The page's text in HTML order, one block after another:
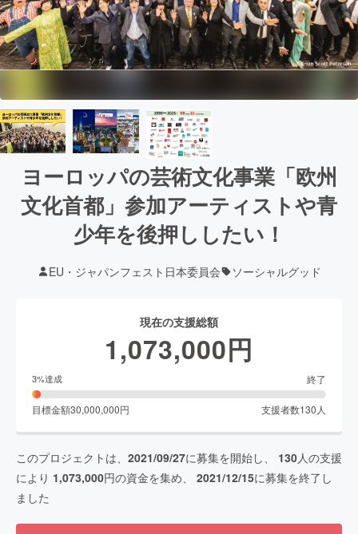
ヨーロッパの芸術文化事業「欧州
文化首都」参加アーティストや青
少年を後押ししたい！
EU・ジャパンフェスト日本委員会 ソーシャルグッド
現在の支援総額
1,073,000円
3%達成 終了
目標金額30,000,000円 支援者数130 人
このプロジェクトは、 2021/09/27に募集を開始し、 130人の支援
により 1,073,000円の資金を集め、 2021/12/15に募集を終了し
ました